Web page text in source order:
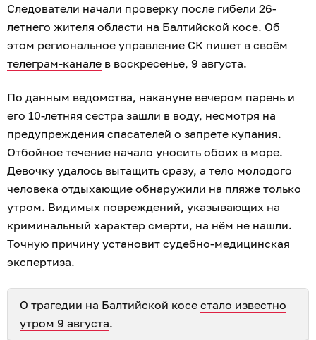
Следователи начали проверку после гибели 26-
летнего жителя области на Балтийской косе. Об
этом региональное управление СК пишет в своём
телеграм-канале в воскресенье, 9 августа.
По данным ведомства, накануне вечером парень и
его 10-летняя сестра зашли в воду, несмотря на
предупреждения спасателей о запрете купания.
Отбойное течение начало уносить обоих в море.
Девочку удалось вытащить сразу, а тело молодого
человека отдыхающие обнаружили на пляже только
утром. Видимых повреждений, указывающих на
криминальный характер смерти, на нём не нашли.
Точную причину установит судебно-медицинская
экспертиза.
О трагедии на Балтийской косе стало известно
утром 9 августа.